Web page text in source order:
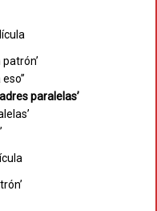
paralelas’